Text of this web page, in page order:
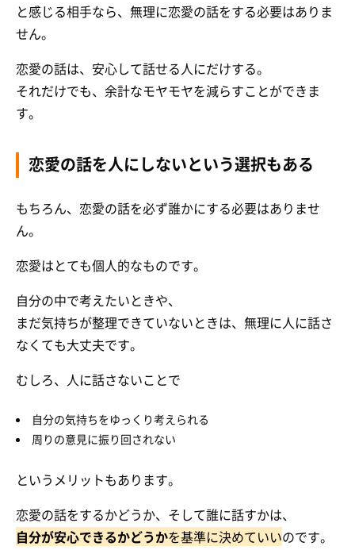
と感じる相手なら、無理に恋愛の話をする必要はありま
せん。
恋愛の話は、安心して話せる人にだけする。
それだけでも、余計なモヤモヤを減らすことができま
す。
恋愛の話を人にしないという選択もある
もちろん、恋愛の話を必ず誰かにする必要はありませ
ん。
恋愛はとても個人的なものです。
自分の中で考えたいときや、
まだ気持ちが整理できていないときは、無理に人に話さ
なくても大丈夫です。
むしろ、人に話さないことで
自分の気持ちをゆっくり考えられる
周りの意見に振り回されない
というメリットもあります。
恋愛の話をするかどうか、そして誰に話すかは、
自分が安心できるかどうかを基準に決めていいのです。